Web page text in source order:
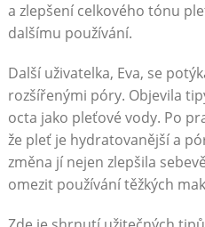
a zlepšení celkového tónu
dalšímu používání.
Další uživatelka, Eva, se
rozšířenými póry. Objevila
octa jako pleťové vody. Po
že pleť je hydratovanější a
změna jí nejen zlepšila
omezit používání těžkých